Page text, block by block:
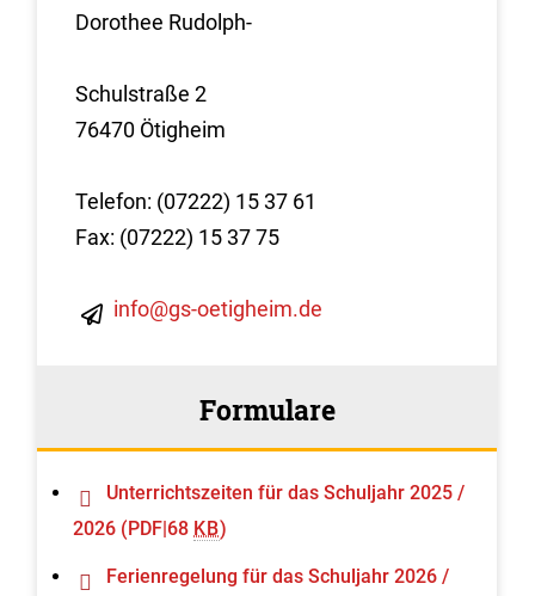
Dorothee Rudolph-
Schulstraße 2
76470 Ötigheim
Telefon: (07222) 15 37 61
Fax: (07222) 15 37 75
info@gs-oetigheim.de
Formulare
Unterrichtszeiten für das Schuljahr 2025 /
2026 (PDF|68 KB)
Ferienregelung für das Schuljahr 2026 /